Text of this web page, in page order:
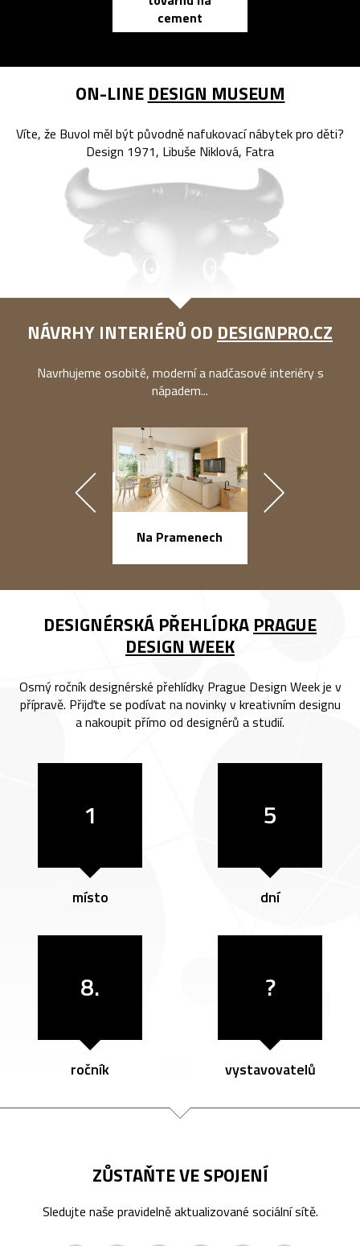
cement
ON-LINE DESIGN MUSEUM
Víte, že Buvol měl být původně nafukovací nábytek pro děti?
Design 1971, Libuše Niklová, Fatra
NÁVRHY INTERIÉRŮ OD DESIGNPRO.CZ
Navrhujeme osobité, moderní a nadčasové interiéry s
nápadem...
Na Pramenech
DESIGNÉRSKÁ PŘEHLÍDKA PRAGUE
DESIGN WEEK
Osmý ročník designérské přehlídky Prague Design Week je v
přípravě. Přijďte se podívat na novinky v kreativním designu
a nakoupit přímo od designérů a studií.
1
místo
5
dní
8.
ročník
?
vystavovatelů
ZŮSTAŇTE VE SPOJENÍ
Sledujte naše pravidelně aktualizované sociální sítě.